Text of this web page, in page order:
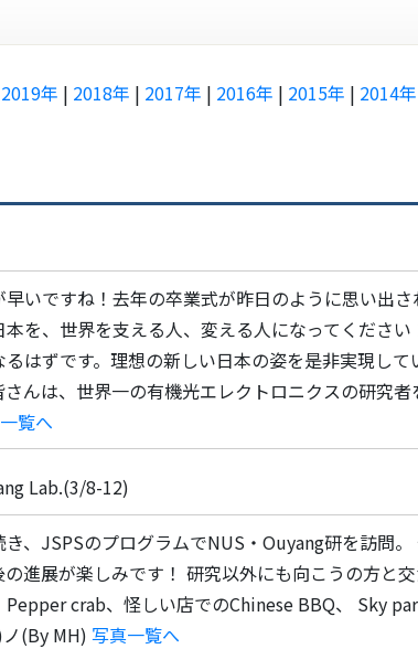
2019年 | 2018年 | 2017年 | 2016年 | 2015年 | 2014年
早いですね！去年の卒業式が昨日のように思い出
本を、世界を支える人、変える人になってくださ
るはずです。理想の新しい日本の姿を是非実現し
さんは、世界一の有機光エレクトロニクスの研究
覧へ
Lab.(3/8-12)
き、JSPSのプログラムでNUS・Ouyang研を訪問
の進展が楽しみです！ 研究以外にも向こうの方と
Pepper crab、怪しい店でのChinese BBQ、 Sky
(By MH) 写真一覧へ